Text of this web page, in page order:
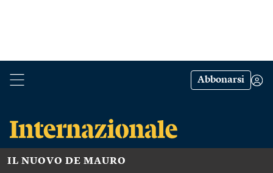
Abbonarsi
IL NUOVO DE MAURO